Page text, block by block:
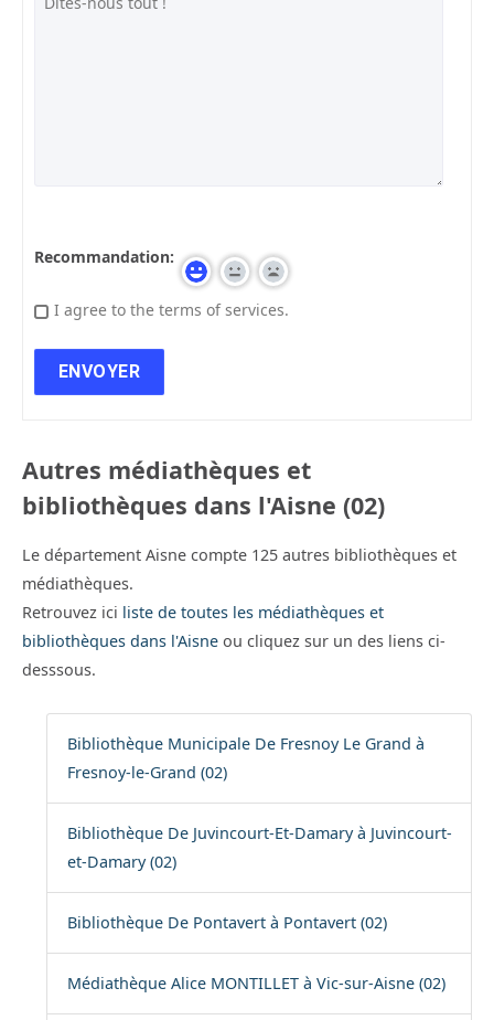
Recommandation:
I agree to the terms of services.
Autres médiathèques et
bibliothèques dans l'Aisne (02)
Le département Aisne compte 125 autres bibliothèques et
médiathèques.
Retrouvez ici liste de toutes les médiathèques et
bibliothèques dans l'Aisne ou cliquez sur un des liens ci-
desssous.
Bibliothèque Municipale De Fresnoy Le Grand à
Fresnoy-le-Grand (02)
Bibliothèque De Juvincourt-Et-Damary à Juvincourt-
et-Damary (02)
Bibliothèque De Pontavert à Pontavert (02)
Médiathèque Alice MONTILLET à Vic-sur-Aisne (02)